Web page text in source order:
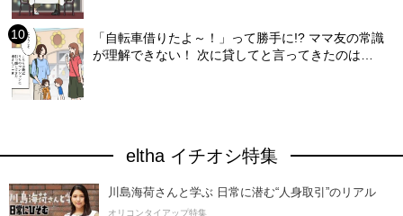
「自転車借りたよ～！」って勝手に!? ママ友の常識
が理解できない！ 次に貸してと言ってきたのは…
eltha イチオシ特集
川島海荷さんと学ぶ 日常に潜む“人身取引”のリアル
オリコンタイアップ特集